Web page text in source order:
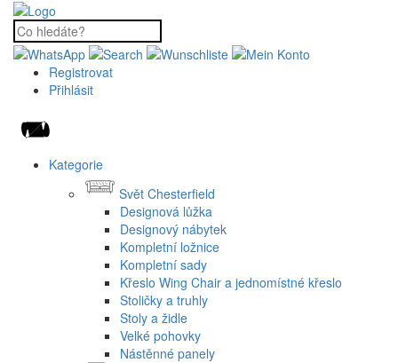
Registrovat
Přihlásit
Kategorie
Svět Chesterfield
Designová lůžka
Designový nábytek
Kompletní ložnice
Kompletní sady
Křeslo Wing Chair a jednomístné křeslo
Stoličky a truhly
Stoly a židle
Velké pohovky
Nástěnné panely